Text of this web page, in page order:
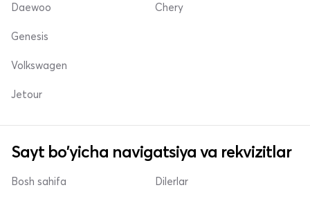
Daewoo Chery
Genesis
Volkswagen
Jetour
Sayt bo'yicha navigatsiya va rekvizitlar
Bosh sahifa Dilerlar